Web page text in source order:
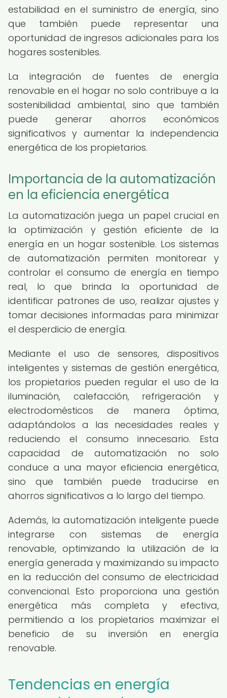
estabilidad en el suministro de energía, sino
que también puede representar una
oportunidad de ingresos adicionales para los
hogares sostenibles.
La integración de fuentes de energía
renovable en el hogar no solo contribuye a la
sostenibilidad ambiental, sino que también
puede generar ahorros económicos
significativos y aumentar la independencia
energética de los propietarios.
Importancia de la automatización
en la eficiencia energética
La automatización juega un papel crucial en
la optimización y gestión eficiente de la
energía en un hogar sostenible. Los sistemas
de automatización permiten monitorear y
controlar el consumo de energía en tiempo
real, lo que brinda la oportunidad de
identificar patrones de uso, realizar ajustes y
tomar decisiones informadas para minimizar
el desperdicio de energía.
Mediante el uso de sensores, dispositivos
inteligentes y sistemas de gestión energética,
los propietarios pueden regular el uso de la
iluminación, calefacción, refrigeración y
electrodomésticos de manera óptima,
adaptándolos a las necesidades reales y
reduciendo el consumo innecesario. Esta
capacidad de automatización no solo
conduce a una mayor eficiencia energética,
sino que también puede traducirse en
ahorros significativos a lo largo del tiempo.
Además, la automatización inteligente puede
integrarse con sistemas de energía
renovable, optimizando la utilización de la
energía generada y maximizando su impacto
en la reducción del consumo de electricidad
convencional. Esto proporciona una gestión
energética más completa y efectiva,
permitiendo a los propietarios maximizar el
beneficio de su inversión en energía
renovable.
Tendencias en energía